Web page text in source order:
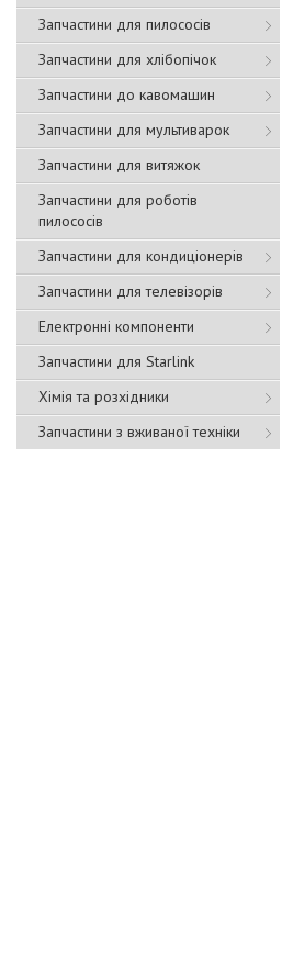
Запчастини для пилососів
Запчастини для хлібопічок
Запчастини до кавомашин
Запчастини для мультиварок
Запчастини для витяжок
Запчастини для роботів
пилососів
Запчастини для кондиціонерів
Запчастини для телевізорів
Електронні компоненти
Запчастини для Starlink
Хімія та розхідники
Запчастини з вживаної техніки